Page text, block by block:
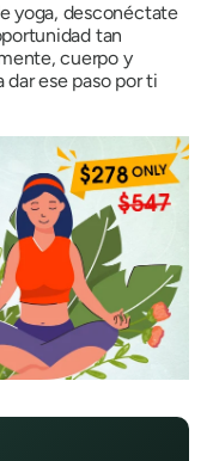
yoga, desconéctate
tan
cuerpo y
dar ese paso por ti